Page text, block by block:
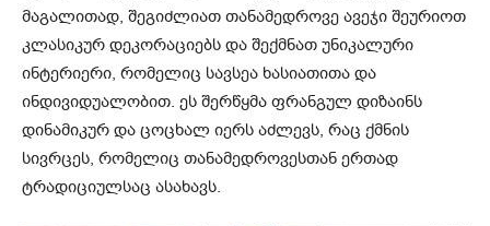
მაგალითად, შეგიძლიათ თანამედროვე ავეჯი შეურიოთ
კლასიკურ დეკორაციებს და შექმნათ უნიკალური
ინტერიერი, რომელიც სავსეა ხასიათითა და
ინდივიდუალობით. ეს შერწყმა ფრანგულ დიზაინს
დინამიკურ და ცოცხალ იერს აძლევს, რაც ქმნის
სივრცეს, რომელიც თანამედროვესთან ერთად
ტრადიციულსაც ასახავს.